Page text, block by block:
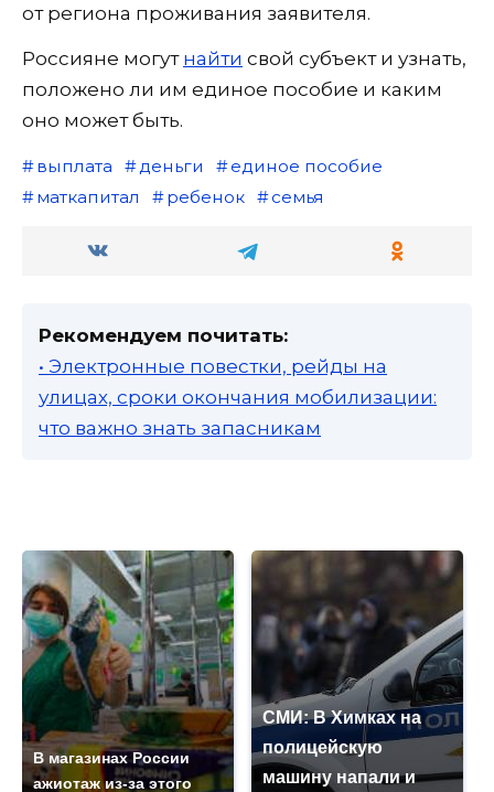
от региона проживания заявителя.
Россияне могут найти свой субъект и узнать,
положено ли им единое пособие и каким
оно может быть.
выплата деньги
единое пособие
маткапитал
ребенок семья
Рекомендуем почитать:
• Электронные повестки, рейды на
улицах, сроки окончания мобилизации:
что важно знать запасникам
В магазинах России
ажиотаж из-за этого
СМИ: В Химках на
полицейскую
машину напали и